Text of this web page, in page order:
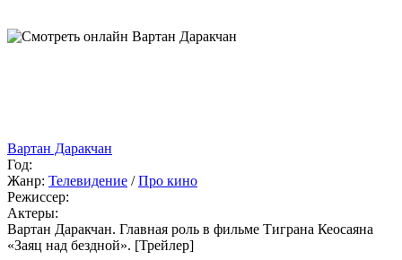
Вартан Даракчан
Год:
Жанр: Телевидение /Про кино
Режиссер:
Актеры:
Вартан Даракчан. Главная роль в фильме Тиграна Кеосаяна
«Заяц над бездной». [Трейлер]